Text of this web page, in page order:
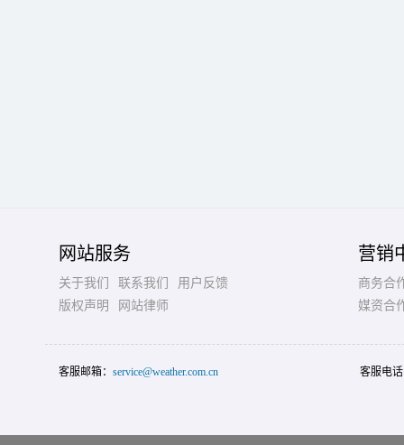
网站服务
关于我们 联系我们
用户反馈
版权声明
网站律师
营销
商务合
媒资合
客服邮箱： service@weather.com.cn 客服电